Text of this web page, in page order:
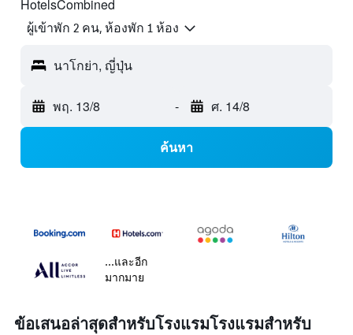
HotelsCombined
ผู้เข้าพัก 2 คน, ห้องพัก 1 ห้อง
นาโกย่า, ญี่ปุ่น
พฤ. 13/8 - ศ. 14/8
ค้นหา
...และอีก
มากมาย
ข้อเสนอล่าสุดสำหรับโรงแรมโรงแรมสำหรับ